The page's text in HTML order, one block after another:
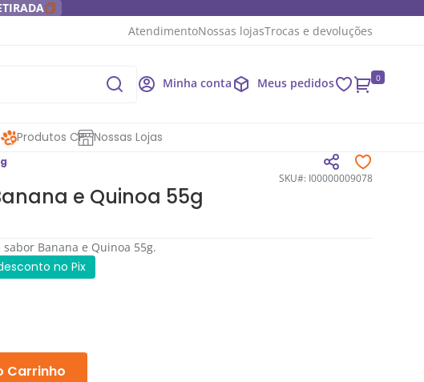
AtendimentoNossas lojasTrocas e devoluções
Minha conta Meus pedidos 0
Produtos CP Nossas Lojas
SKU#: I00000009078
e Quinoa 55g
Banana e Quinoa 55g.
no Pix
Carrinho